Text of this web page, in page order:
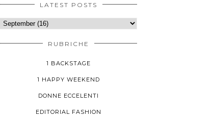
LATEST POSTS
RUBRICHE
1 BACKSTAGE
1 HAPPY WEEKEND
DONNE ECCELENTI
EDITORIAL FASHION